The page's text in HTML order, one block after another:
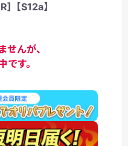
【S12a】
せんが、
です。